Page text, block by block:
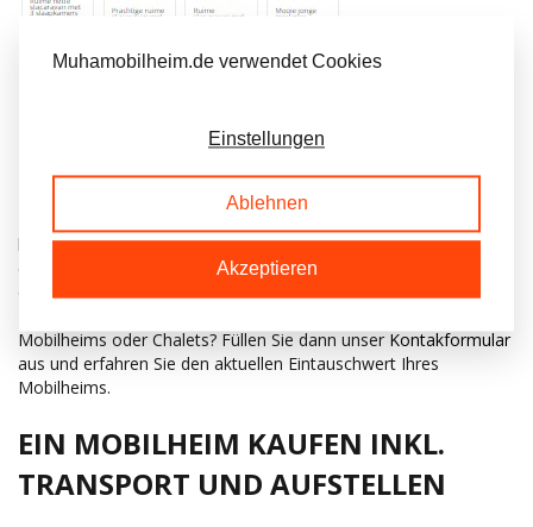
EINTAUSCH KAUFEN?
Haben Sie ein Mobilheim gesehen und möchten Sie Ihr
bietet Ihnen die Möglichkeit, Ihr altes Mobilheim oder Chalet
einzutauschen. In Absprache holen wir Ihr Mobilheim ab und
organisieren den Transport.
Mobilheims oder Chalets? Füllen Sie dann unser Kontakformular
aus und erfahren Sie den aktuellen Eintauschwert Ihres
Mobilheims.
EIN MOBILHEIM KAUFEN INKL.
TRANSPORT UND AUFSTELLEN
Muhamobilheim.de verwendet Cookies
Einstellungen
Ablehnen
Akzeptieren